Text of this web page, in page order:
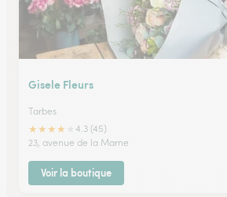
Gisele Fleurs
Tarbes
★★★★
4.3 (45)
23, avenue de la Marne
Voir la boutique